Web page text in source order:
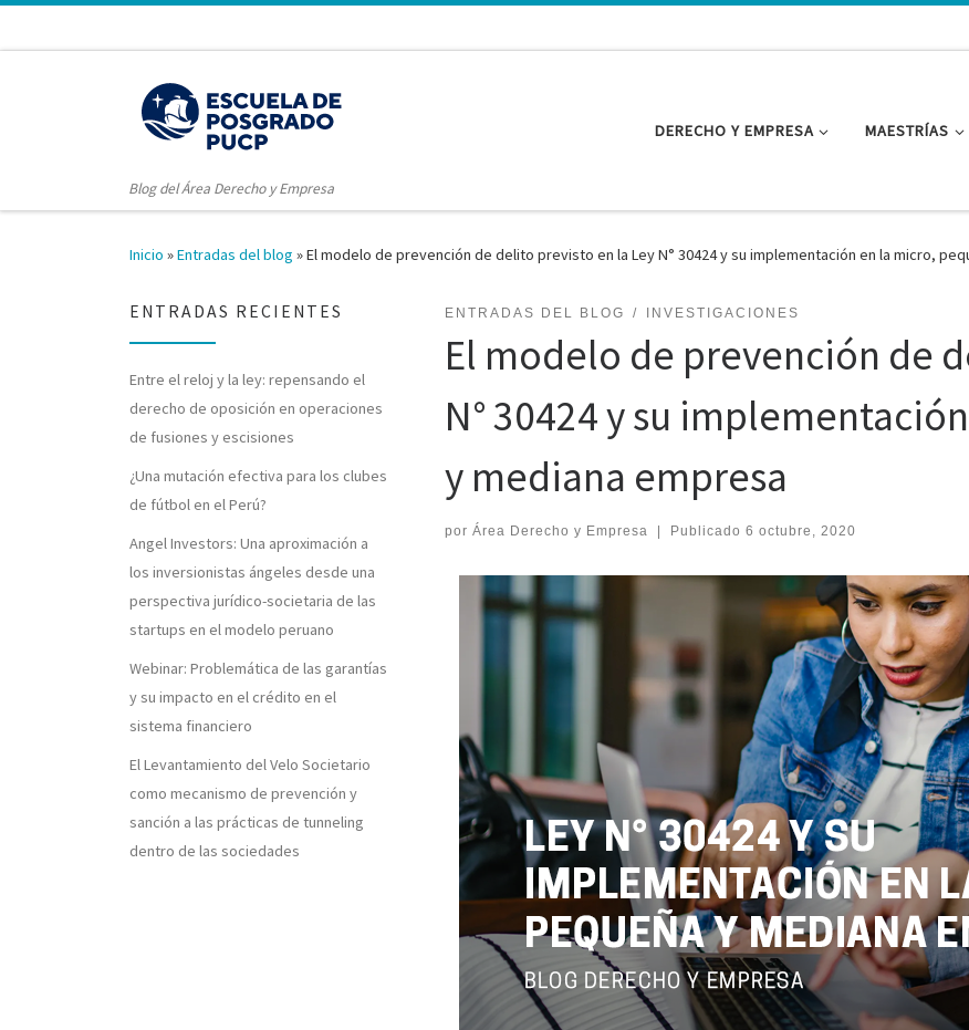
Blog del Área Derecho y Empresa
DERECHO Y EMPRESA MAESTRÍAS
Inicio »Entradas del blog »El modelo de prevención de delito previsto en la Ley N° 30424 y su implementación en la micro,
ENTRADAS DEL BLOG INVESTIGACIONES
El modelo de prevención de
N° 30424 y su
y mediana empresa
por Área Derecho y Empresa | Publicado 6 octubre, 2020
ENTRADAS RECIENTES
Entre el reloj y la ley: repensando el
derecho de oposición en operaciones
de fusiones y escisiones
¿Una mutación efectiva para los clubes
de fútbol en el Perú?
Angel Investors: Una aproximación a
los inversionistas ángeles desde una
perspectiva jurídico-societaria de las
startups en el modelo peruano
Webinar: Problemática de las garantías
y su impacto en el crédito en el
sistema financiero
El Levantamiento del Velo Societario
como mecanismo de prevención y
sanción a las prácticas de tunneling
dentro de las sociedades